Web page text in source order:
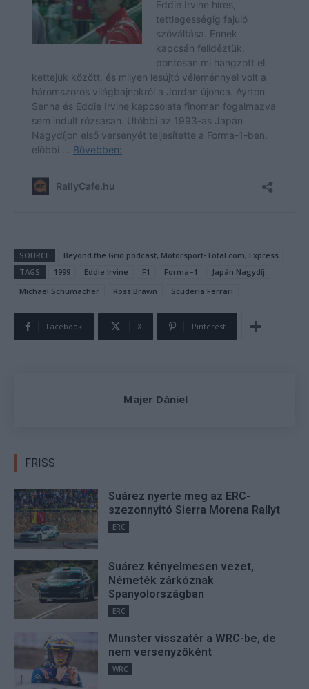
SOURCE
Beyond the Grid podcast, Motorsport-Total.com, Express
TAGS
1999 Eddie Irvine F1 Forma–1
Japán Nagydíj
Michael Schumacher
Ross Brawn Scuderia Ferrari
Facebook X Pinterest
Majer Dániel
FRISS
Suárez nyerte meg az ERC-
szezonnyitó Sierra Morena Rallyt
ERC
Suárez kényelmesen vezet,
Németék zárkóznak
Spanyolországban
ERC
Munster visszatér a WRC-be, de
nem versenyzőként
WRC